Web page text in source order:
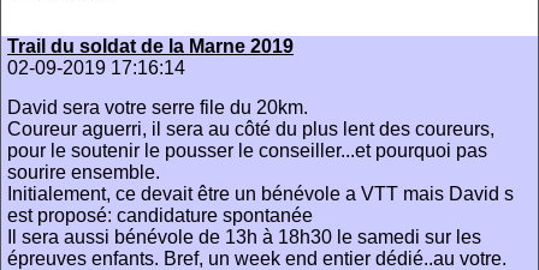
Trail du soldat de la Marne 2019
02-09-2019 17:16:14
David sera votre serre file du 20km.
Coureur aguerri, il sera au côté du plus lent des coureurs,
pour le soutenir le pousser le conseiller...et pourquoi pas
sourire ensemble.
Initialement, ce devait être un bénévole a VTT mais David s
est proposé: candidature spontanée
Il sera aussi bénévole de 13h à 18h30 le samedi sur les
épreuves enfants. Bref, un week end entier dédié..au votre.